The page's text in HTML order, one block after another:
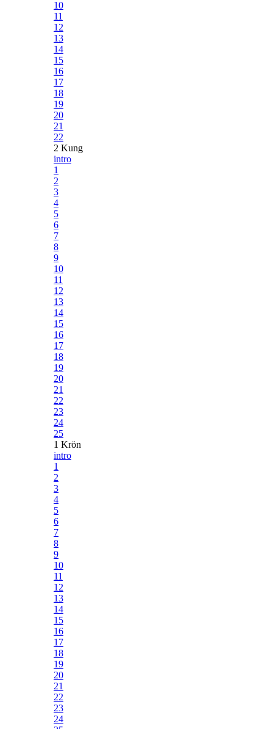
10
11
12
13
14
15
16
17
18
19
20
21
22
2 Kung
intro
1
2
3
4
5
6
7
8
9
10
11
12
13
14
15
16
17
18
19
20
21
22
23
24
25
1 Krön
intro
1
2
3
4
5
6
7
8
9
10
11
12
13
14
15
16
17
18
19
20
21
22
23
24